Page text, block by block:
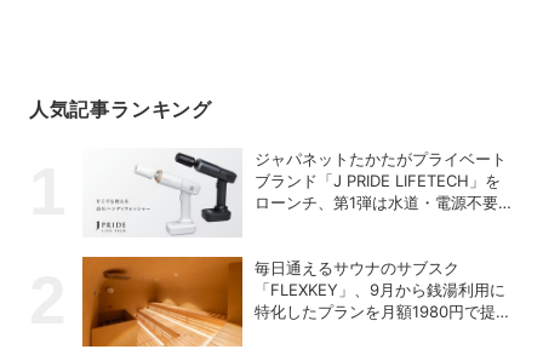
人気記事ランキング
ジャパネットたかたがプライベート
ブランド「J PRIDE LIFETECH」を
ローンチ、第1弾は水道・電源不要
毎日通えるサウナのサブスク
「FLEXKEY」、9月から銭湯利用に
特化したプランを月額1980円で提供